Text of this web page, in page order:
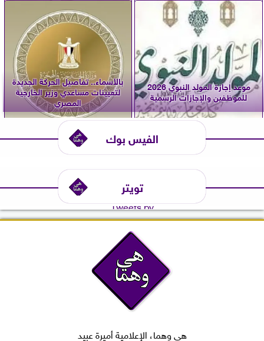
موعد إجازة المولد النبوي 2026
للموظفين والإجازات الرسمية
بالأسماء.. تفاصيل الحركة الجديدة
لتعيينات مساعدي وزير الخارجية
المصري
الفيس بوك
تويتر
Tweets by
هي وهما، الإعلامية أميرة عبيد